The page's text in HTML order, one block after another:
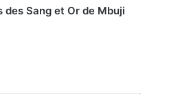
Sang et Or de Mbuji